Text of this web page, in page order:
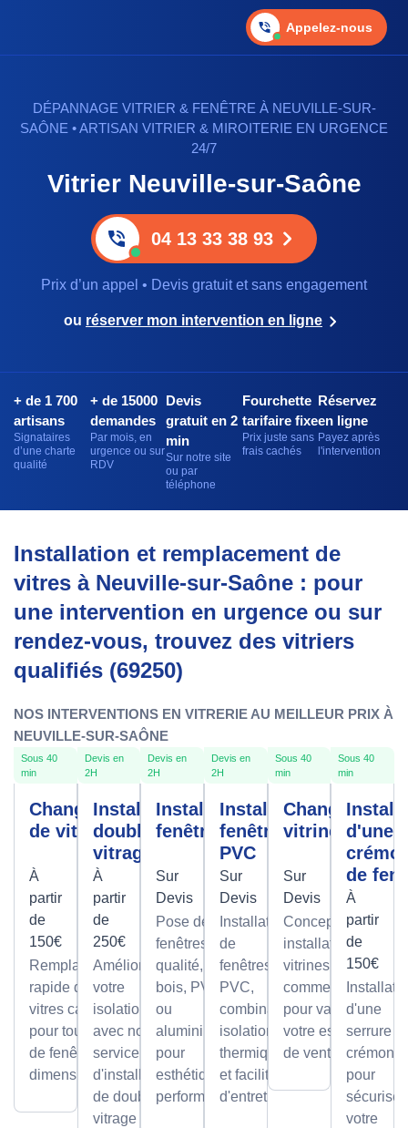
Appelez-nous
DÉPANNAGE VITRIER & FENÊTRE À NEUVILLE-SUR-
SAÔNE • ARTISAN VITRIER & MIROITERIE EN URGENCE
24/7
Vitrier Neuville-sur-Saône
04 13 33 38 93
Prix d’un appel • Devis gratuit et sans engagement
ou réserver mon intervention en ligne
+ de 1 700
artisans
Signataires
d’une charte
qualité
+ de 15000
demandes
Par mois, en
urgence ou sur
RDV
Devis
gratuit en 2
min
Sur notre site
ou par
téléphone
Fourchette
tarifaire fixe
Prix juste sans
frais cachés
Réservez
en ligne
Payez après
l'intervention
Installation et remplacement de
vitres à Neuville-sur-Saône : pour
une intervention en urgence ou sur
rendez-vous, trouvez des vitriers
qualifiés (69250)
NOS INTERVENTIONS EN VITRERIE AU MEILLEUR PRIX À
NEUVILLE-SUR-SAÔNE
Sous 40
min
Changement
de vitre
À
partir
de
150€
Remplacement
rapide de
vitres cassées,
pour tous types
de fenêtres et
dimensions.
Devis en
2H
Installation
double
vitrage
À
partir
de
250€
Améliorez
votre
isolation
avec notre
service
d'installation
de double
vitrage sur
Devis en
2H
Installation
fenêtres
Sur
Devis
Pose de
fenêtres de
qualité, en
bois, PVC
ou
aluminium,
pour
esthétique et
performance.
Devis en
2H
Installation
fenêtre
PVC
Sur
Devis
Installation
de
fenêtres
PVC,
combinant
isolation
thermique
et facilité
d'entretien.
Sous 40
min
Changement
vitrine
Sur
Devis
Conception et
installation de
vitrines
commerciales
pour valoriser
votre espace
de vente.
Sous 40
min
d'une
de
À
partir
de
150€
d'une
serrure à
crémone
pour
sécuriser
votre